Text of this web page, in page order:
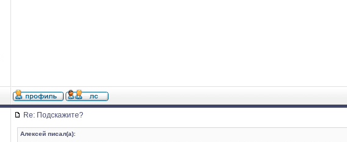
Re: Подскажите?
Алексей писал(а):